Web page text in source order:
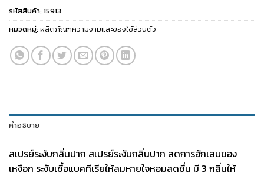
รหัสสินค้า:15913
หมวดหมู่:ผลิตภัณฑ์ความงามและของใช้ส่วนตัว
คำอธิบาย
สเปรย์ระงับกลิ่นปาก สเปรย์ระงับกลิ่นปาก ลดการอักเสบของ
เหงือก ระงับเชื้อแบคทีเรียให้ลมหายใจหอมสดชื่น มี 3 กลิ่นให้